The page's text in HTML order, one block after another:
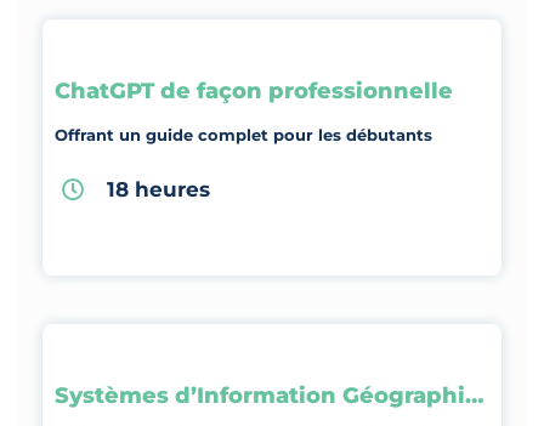
ChatGPT de façon professionnelle
Offrant un guide complet pour les débutants
18 heures
Systèmes d’Information Géographique